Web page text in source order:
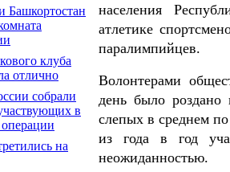
Башкортостан
клуба
отлично
собрали
в
на
населения
атлетике
паралимпийцев.
Волонтерами
день было роздано
слепых в среднем
из года в год
неожиданностью.